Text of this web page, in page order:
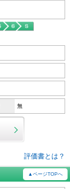
無
評価書とは？
▲ページTOPへ